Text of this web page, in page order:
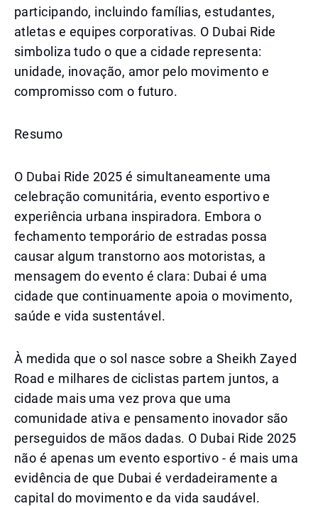
participando, incluindo famílias, estudantes,
atletas e equipes corporativas. O Dubai Ride
simboliza tudo o que a cidade representa:
unidade, inovação, amor pelo movimento e
compromisso com o futuro.
Resumo
O Dubai Ride 2025 é simultaneamente uma
celebração comunitária, evento esportivo e
experiência urbana inspiradora. Embora o
fechamento temporário de estradas possa
causar algum transtorno aos motoristas, a
mensagem do evento é clara: Dubai é uma
cidade que continuamente apoia o movimento,
saúde e vida sustentável.
À medida que o sol nasce sobre a Sheikh Zayed
Road e milhares de ciclistas partem juntos, a
cidade mais uma vez prova que uma
comunidade ativa e pensamento inovador são
perseguidos de mãos dadas. O Dubai Ride 2025
não é apenas um evento esportivo - é mais uma
evidência de que Dubai é verdadeiramente a
capital do movimento e da vida saudável.